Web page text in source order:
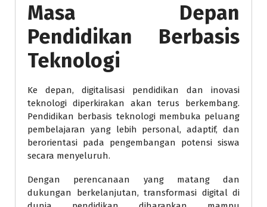
Masa Depan
Pendidikan Berbasis
Teknologi
Ke depan, digitalisasi pendidikan dan inovasi
teknologi diperkirakan akan terus berkembang.
Pendidikan berbasis teknologi membuka peluang
pembelajaran yang lebih personal, adaptif, dan
berorientasi pada pengembangan potensi siswa
secara menyeluruh.
Dengan perencanaan yang matang dan
dukungan berkelanjutan, transformasi digital di